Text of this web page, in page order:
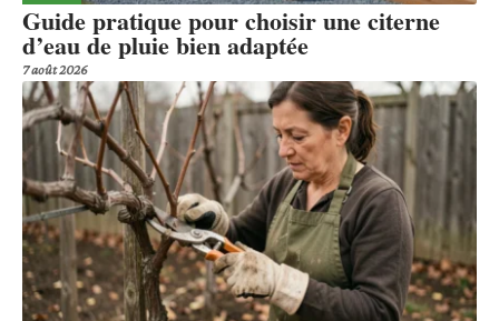
Guide pratique pour choisir une citerne
d’eau de pluie bien adaptée
7 août 2026